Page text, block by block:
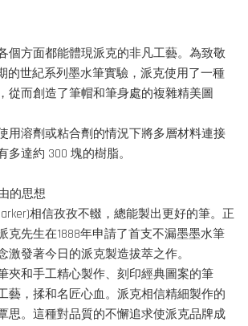
個方面都能體現派克的非凡工藝。為致敬
的世紀系列墨水筆實驗，派克使用了一種
從而創造了筆帽和筆身處的複雜精美圖
用溶劑或粘合劑的情況下將多層材料連接
多達約 300 塊的樹脂。
的思想
相信孜孜不輟，總能製出更好的筆。正
克先生在1888年申請了首支不漏墨墨水筆
激發著今日的派克製造拔萃之作。
夾和手工精心製作、刻印經典圖案的筆
藝，揉和名匠心血。派克相信精細製作的
思。這種對品質的不懈追求使派克品牌成